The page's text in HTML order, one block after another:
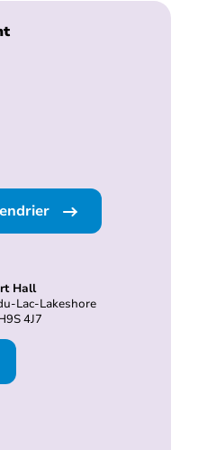
Hall
Lac-Lakeshore
4J7